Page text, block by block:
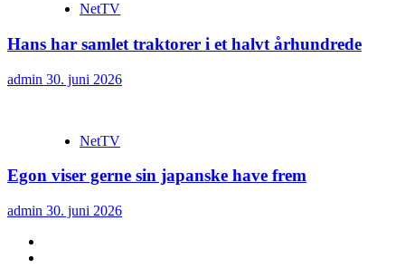
NetTV
Hans har samlet traktorer i et halvt århundrede
admin 30. juni 2026
NetTV
Egon viser gerne sin japanske have frem
admin 30. juni 2026